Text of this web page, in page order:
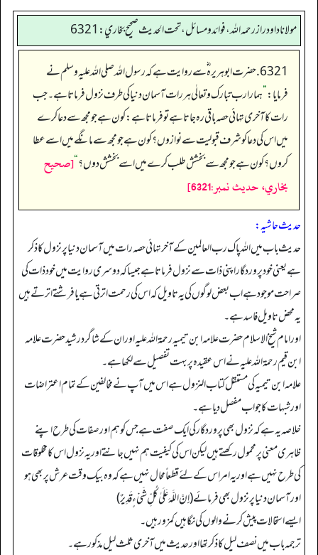
مولانا داود راز رحمه الله، فوائد و مسائل، تحت الحديث صحيح بخاري: 6321
6321. حضرت ابو ہریرہ ؓ سے روایت ہے کہ رسول اللہ صلی اللہ علیہ وسلم نے
فرمایا:”ہمارا رب تبارک وتعالٰی ہر رات آسمان دنیا کی طرف نزول فرماتا ہے۔ جب
رات کا آخری تہائی حصہ باقی رہ جاتا ہے تو فرماتا ہے: کون ہے جو مجھ سے دعا کرے
میں اس کی دعا کو شرف قبولیت سے نوازوں؟ کون ہے جو مجھ سے مانگے میں اسے عطا
کروں؟ کون ہے جو مجھ سے بخشش طلب کرے میں اسے بخشش دوں؟“[صحيح
بخاري، حديث نمبر:6321]
حدیث حاشیہ:
حدیث باب میں اللہ پاک رب العالمین کے آخر تہائی حصہ رات میں آسمان دنیا پر نزول کا ذکر
ہے یعنی خود پرور دگار اپنی ذات سے نزول فرماتا ہے جیسا کہ دوسری روایت میں خود ذات کی
صراحت موجود ہے اب بعض لوگوں کی یہ تاویل کہ اس کی رحمت اترتی ہے یا فرشتے اترتے ہیں
یہ محض تاویل فاسد ہے۔
اور امام شیخ الاسلام حضرت علامہ ابن تیمیہ رحمۃ اللہ علیہ اور ان کے شاگرد رشید حضرت علامہ
ابن قیم رحمۃ اللہ علیہ نے اس عقیدہ پر بہت تفصیل سے لکھا ہے۔
علامہ ابن تیمیہ کی مستقل کتاب النزول ہے اس میں آ پ نے مخالفین کے تمام اعتراضات
اور شبہات کا جواب مفصل دیا ہے۔
خلاصہ یہ ہے کہ نزول بھی پروردگار کی ایک صفت ہے جس کو ہم اور صفات کی طرح اپنے
ظاہری معنی پر محمول رکھتے ہیں لیکن اس کی کیفیت ہم نہیں جانتے اور یہ نزول اس کا مخلوقات
کی طرح نہیں ہے اور یہ امر اس کے لئے قطعاً محال نہیں ہے کہ وہ بیک وقت عرش پر بھی ہو
اور آسمان دنیا پر نزول بھی فرمائے (إِنَّ اللَّـهَ عَلَىٰ كُلِّ شَيْءٍ قَدِيرٌ)
ایسے استحالات پیش کرنے والوں کی نگاہیں کمزور ہیں۔
ترجمہ باب میں نصف لیل کا ذکر تھا اور حدیث میں آخری ثلث لیل مذکور ہے۔